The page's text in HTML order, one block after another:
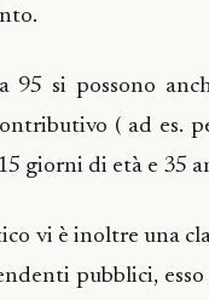
95 si possono
( ad es.
giorni di età e 35
vi è inoltre una
pubblici,